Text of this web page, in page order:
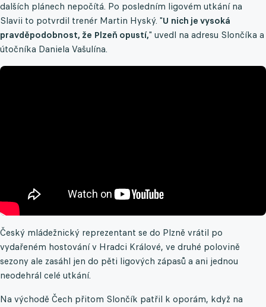
dalších plánech nepočítá. Po posledním ligovém utkání na
Slavii to potvrdil trenér Martin Hyský. "U nich je vysoká
pravděpodobnost, že Plzeň opustí," uvedl na adresu Slončíka a
útočníka Daniela Vašulína.
Český mládežnický reprezentant se do Plzně vrátil po
vydařeném hostování v Hradci Králové, ve druhé polovině
sezony ale zasáhl jen do pěti ligových zápasů a ani jednou
neodehrál celé utkání.
Na východě Čech přitom Slončík patřil k oporám, když na